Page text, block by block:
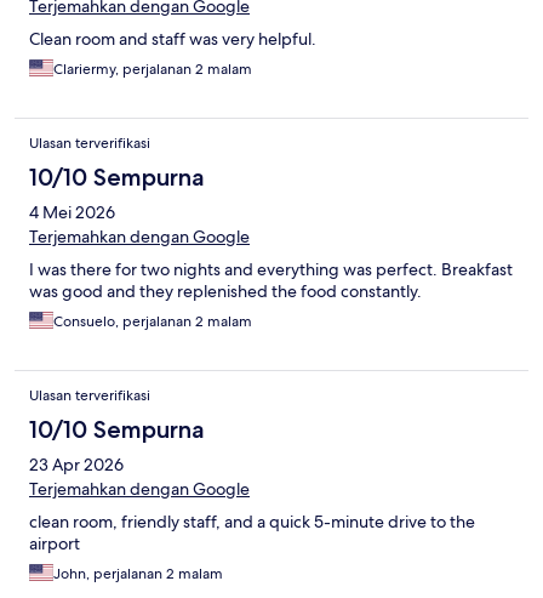
Terjemahkan dengan Google
Clean room and staff was very helpful.
Clariermy, perjalanan 2 malam
Ulasan terverifikasi
10/10 Sempurna
4 Mei 2026
Terjemahkan dengan Google
I was there for two nights and everything was perfect. Breakfast
was good and they replenished the food constantly.
Consuelo, perjalanan 2 malam
Ulasan terverifikasi
10/10 Sempurna
23 Apr 2026
Terjemahkan dengan Google
clean room, friendly staff, and a quick 5-minute drive to the
airport
John, perjalanan 2 malam